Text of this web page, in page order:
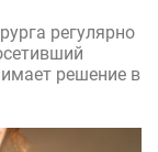
регулярно
решение в